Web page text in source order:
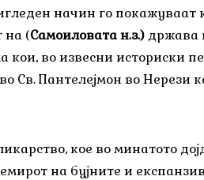
начин гo покажуваат
на (Самоиловата н.з.) држава
кои, во извесни историски
Пантелејмон во Нерези
кое во минатото
на бујните и